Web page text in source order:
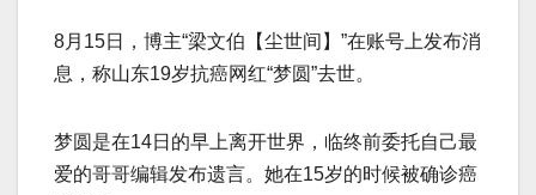
8月15日，博主“梁文伯【尘世间】”在账号上发布消
息，称山东19岁抗癌网红“梦圆”去世。
梦圆是在14日的早上离开世界，临终前委托自己最
爱的哥哥编辑发布遗言。她在15岁的时候被确诊癌